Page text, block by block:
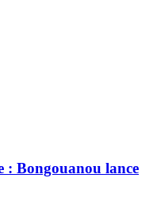
: Bongouanou lance